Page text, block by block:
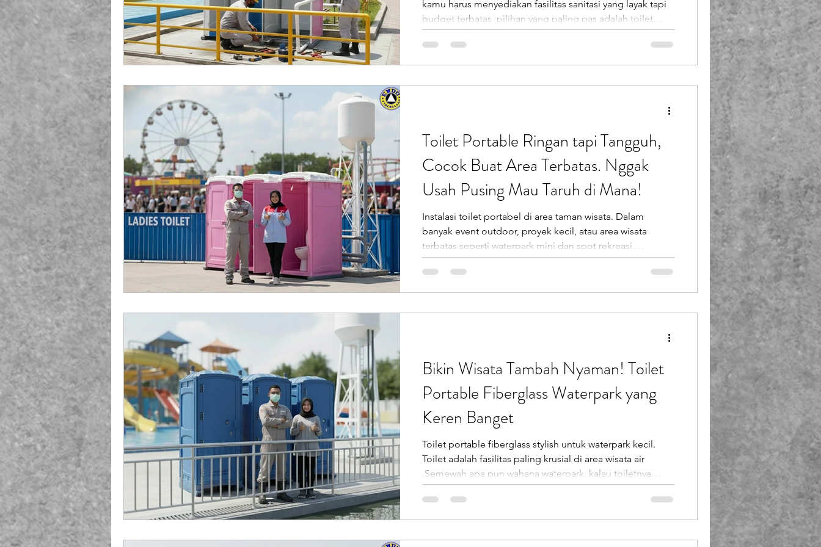
kamu harus menyediakan fasilitas sanitasi yang layak tapi
budget terbatas, pilihan yang paling pas adalah toilet
portable fiberglass . Banyak kontraktor pemula, UMKM,
hingga pemerintah daerah mencari harga toilet portable
fiberglass yang ramah kantong, tapi tetap tampil
Toilet Portable Ringan tapi Tangguh,
Cocok Buat Area Terbatas. Nggak
Usah Pusing Mau Taruh di Mana!
Instalasi toilet portabel di area taman wisata. Dalam
banyak event outdoor, proyek kecil, atau area wisata
terbatas seperti waterpark mini dan spot rekreasi,
kebutuhan akan toilet portable area terbatas menjadi
penting. Solusi ini tidak hanya memberikan kenyamanan,
tetapi juga menjaga citra profesional area tersebut. PT
Bikin Wisata Tambah Nyaman! Toilet
Portable Fiberglass Waterpark yang
Keren Banget
Toilet portable fiberglass stylish untuk waterpark kecil.
Toilet adalah fasilitas paling krusial di area wisata air
.Semewah apa pun wahana waterpark, kalau toiletnya
jorok, rusak, atau jauh dari area bermain , sudah pasti akan
menurunkan pengalaman pengunjung. Karena itu, toilet
portable fiberglass waterpark dari Endofiberglass (PT